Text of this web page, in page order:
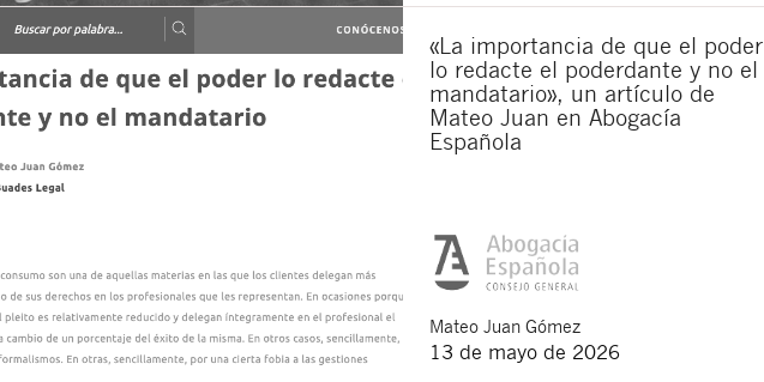
«La importancia de que el poder
lo redacte el poderdante y no el
mandatario», un artículo de
Mateo Juan en Abogacía
Española
Mateo Juan Gómez
13 de mayo de 2026